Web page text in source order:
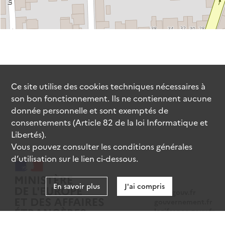
data.gouv.fr
legifrance.gouv.fr
Ce site utilise descookiestechniques nécessaires à
son bon fonctionnement. Ils ne contiennent aucune
donnée personnelle et sont exemptés de
consentements (Article 82 de la loi Informatique et
Libertés).
Vous pouvez consulter les conditions générales
d’utilisation sur le lien ci-dessous.
En savoir plus J'ai compris